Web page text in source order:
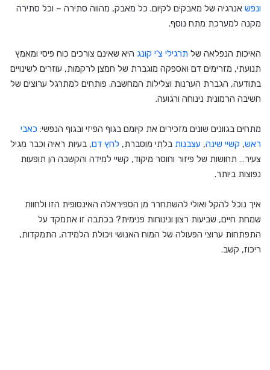
ונפש אנרגיה של מאבקים לקיום. כל מאבק, מהווה סתירה – וכל סתירה
מקנה למערכת מתח נוסף.
האיכות הנפלאה של תרגילי צ'י קונג היא שאינם צורכים כוח פיסי ומאמץ
תנועתי, מזרימים דם ואספקה מוגברת של חמצן לרקמות, עוזרים לשינויים
בתודעה, הגברת הערנות וצלילות המחשבה. פותחים למתרגל ערוצים של
חשיבה הרמונית נינוחה ורגועה.
מתחים בגוונים שונים מזכירים את קיומם בגוף הפיזי ובגוף הנפשי: כאבי
ראש, קשיי שינה, עצבנות בלתי מוסברת, לחץ דם, בעיות ראיה וכבר מגיל
צעיר… תחושות של פיזור וחוסר מיקוד, קשיי למידה והקשבה הן תופעות
נפוצות ביותר.
איך נוכל להקל ואולי להשתחרר מן הספיראלה האינסופית הזו ולחוות
שמחת חיים, שביעות רצון ונינוחות פנימית? בכתבה זו אתמקד על
התפתחות ערוצי הפעולה של המוח האנושי ויכולת הלמידה, התמקדות,
ריכוז, קשב.